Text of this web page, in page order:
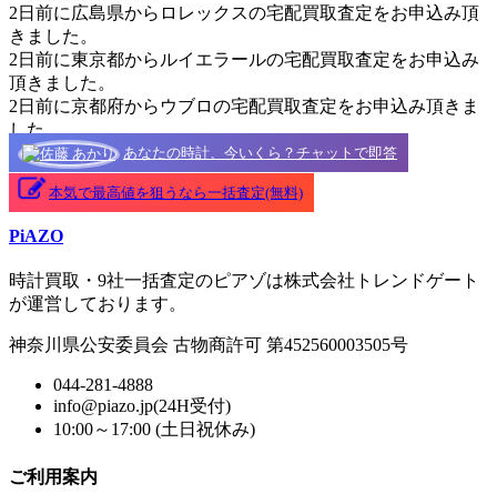
2日前に広島県からロレックスの宅配買取査定をお申込み頂
きました。
2日前に東京都からルイエラールの宅配買取査定をお申込み
頂きました。
2日前に京都府からウブロの宅配買取査定をお申込み頂きま
した。
あなたの時計、今いくら？チャットで即答
本気で最高値を狙うなら一括査定(無料)
PiAZO
時計買取・9社一括査定のピアゾは株式会社トレンドゲート
が運営しております。
神奈川県公安委員会 古物商許可 第452560003505号
044-281-4888
info@piazo.jp(24H受付)
10:00～17:00 (土日祝休み)
ご利用案内